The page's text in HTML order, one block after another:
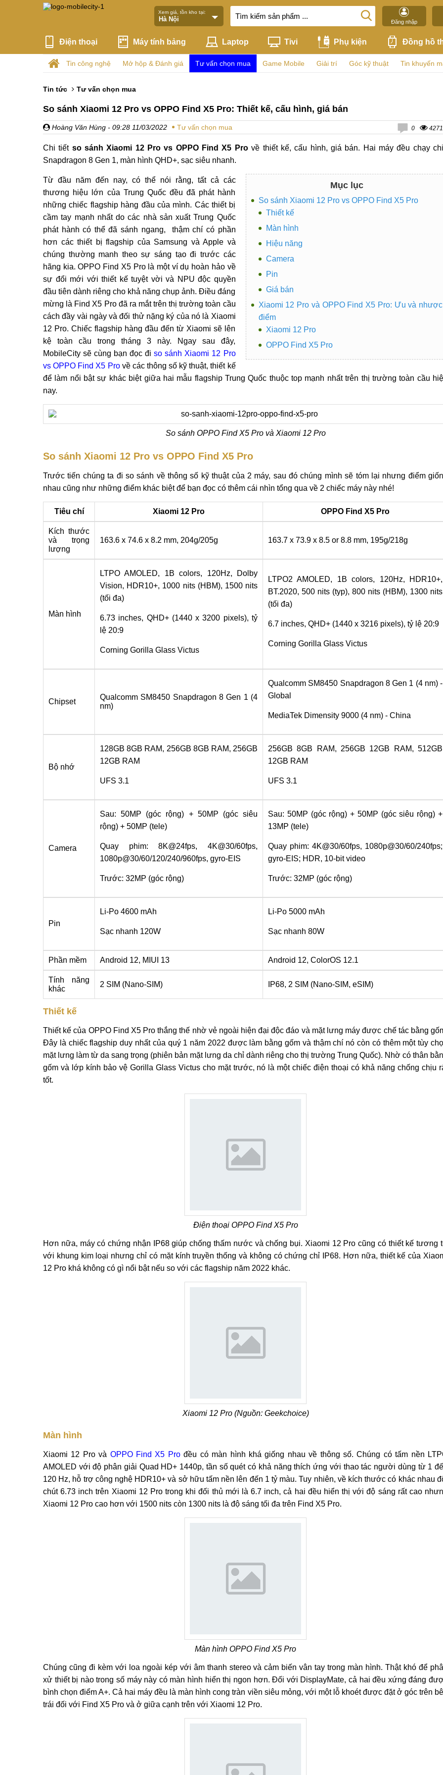
Xem giá, tồn kho tại:
Đăng nhập
Điện thoại Máy tính bảng Laptop Tivi Phụ kiện Đồng hồ
Tin công nghệ Mở hộp & Đánh giá Tư vấn chọn mua Game Mobile Giải trí Góc kỹ thuật Tin khuyến
Tin tức Tư vấn chọn mua
So sánh Xiaomi 12 Pro vs OPPO Find X5 Pro: Thiết kế, cấu hình, giá bán
Hoàng Văn Hùng - 09:28 11/03/2022 Tư vấn chọn mua 0 4271
Chi tiết so sánh Xiaomi 12 Pro vs OPPO Find X5 Provề thiết kế, cấu hình, giá bán. Hai máy đều chạy
Snapdragon 8 Gen 1, màn hình QHD+, sạc siêu nhanh.
Mục lục
So sánh Xiaomi 12 Pro vs OPPO Find X5 Pro
Thiết kế
Màn hình
Hiệu năng
Camera
Pin
Giá bán
Xiaomi 12 Pro và OPPO Find X5 Pro: Ưu và nhược
điểm
Xiaomi 12 Pro
OPPO Find X5 Pro
Từ đầu năm đến nay, có thể nói rằng, tất cả các
thương hiệu lớn của Trung Quốc đều đã phát hành
những chiếc flagship hàng đầu của mình. Các thiết bị
cầm tay mạnh nhất do các nhà sản xuất Trung Quốc
phát hành có thể đã sánh ngang, thậm chí có phần
hơn các thiết bị flagship của Samsung và Apple và
chúng thường manh theo sự sáng tạo đi trước các
hãng kia. OPPO Find X5 Pro là một ví dụ hoàn hảo về
sự đổi mới với thiết kế tuyệt vời và NPU độc quyền
đầu tiên dành riêng cho khả năng chụp ảnh. Điều đáng
mừng là Find X5 Pro đã ra mắt trên thị trường toàn cầu
cách đầy vài ngày và đối thử nặng ký của nó là Xiaomi
12 Pro. Chiếc flagship hàng đầu đến từ Xiaomi sẽ lên
kệ toàn cầu trong tháng 3 này. Ngay sau đây,
MobileCity sẽ cùng bạn đọc điso sánh Xiaomi 12 Pro
vs OPPO Find X5 Provề các thông số kỹ thuật, thiết kế
để làm nổi bật sự khác biệt giữa hai mẫu flagship Trung Quốc thuộc top mạnh nhất trên thị trường toàn cầu
nay.
So sánh OPPO Find X5 Pro và Xiaomi 12 Pro
So sánh Xiaomi 12 Pro vs OPPO Find X5 Pro
Trước tiến chúng ta đi so sánh về thông số kỹ thuật của 2 máy, sau đó chúng mình sẽ tóm lại nhưng điểm
nhau cũng như những điểm khác biệt để bạn đọc có thêm cái nhìn tổng qua về 2 chiếc máy này nhé!
Tiêu chí Xiaomi 12 Pro OPPO Find X5 Pro
Kích thước
và trọng
lượng
163.6 x 74.6 x 8.2 mm, 204g/205g 163.7 x 73.9 x 8.5 or 8.8 mm, 195g/218g
Màn hình
LTPO AMOLED, 1B colors, 120Hz, Dolby
Vision, HDR10+, 1000 nits (HBM), 1500 nits
(tối đa)
6.73 inches, QHD+ (1440 x 3200 pixels), tỷ
lệ 20:9
Corning Gorilla Glass Victus
LTPO2 AMOLED, 1B colors, 120Hz, HDR10+,
BT.2020, 500 nits (typ), 800 nits (HBM), 1300 nits
(tối đa)
6.7 inches, QHD+ (1440 x 3216 pixels), tỷ lệ 20:9
Corning Gorilla Glass Victus
Chipset
Qualcomm SM8450 Snapdragon 8 Gen 1 (4
nm)
Qualcomm SM8450 Snapdragon 8 Gen 1 (4 nm) -
Global
MediaTek Dimensity 9000 (4 nm) - China
Bộ nhớ
128GB 8GB RAM, 256GB 8GB RAM, 256GB
12GB RAM
UFS 3.1
256GB 8GB RAM, 256GB 12GB RAM, 512GB
12GB RAM
UFS 3.1
Camera
Sau: 50MP (góc rộng) + 50MP (góc siêu
rộng) + 50MP (tele)
Quay phim: 8K@24fps, 4K@30/60fps,
1080p@30/60/120/240/960fps, gyro-EIS
Trước: 32MP (góc rộng)
Sau: 50MP (góc rộng) + 50MP (góc siêu rộng) +
13MP (tele)
Quay phim: 4K@30/60fps, 1080p@30/60/240fps;
gyro-EIS; HDR, 10‑bit video
Trước: 32MP (góc rộng)
Pin
Li-Po 4600 mAh
Sạc nhanh 120W
Li-Po 5000 mAh
Sạc nhanh 80W
Phần mềm Android 12, MIUI 13 Android 12, ColorOS 12.1
Tính năng
khác
2 SIM (Nano-SIM) IP68, 2 SIM (Nano-SIM, eSIM)
Thiết kế
Thiết kế của OPPO Find X5 Pro thắng thế nhờ vẻ ngoài hiện đại độc đáo và mặt lưng máy được chế tác bằng
Đây là chiếc flagship duy nhất của quý 1 năm 2022 được làm bằng gốm và thậm chí nó còn có thêm một tùy
mặt lưng làm từ da sang trọng (phiên bản mặt lưng da chỉ dành riêng cho thị trường Trung Quốc). Nhờ có thân
gốm và lớp kính bảo vệ Gorilla Glass Victus cho mặt trước, nó là một chiếc điện thoại có khả năng chống chịu
tốt.
Điện thoại OPPO Find X5 Pro
Hơn nữa, máy có chứng nhận IP68 giúp chống thấm nước và chống bụi. Xiaomi 12 Pro cũng có thiết kế tương
với khung kim loại nhưng chỉ có mặt kính truyền thống và không có chứng chỉ IP68. Hơn nữa, thiết kế của
12 Pro khá không có gì nổi bật nếu so với các flagship năm 2022 khác.
Xiaomi 12 Pro (Nguồn: Geekchoice)
Màn hình
Xiaomi 12 Pro và OPPO Find X5 Prođều có màn hình khá giống nhau về thông số. Chúng có tấm nền
AMOLED với độ phân giải Quad HD+ 1440p, tần số quét có khả năng thích ứng với thao tác người dùng từ 1
120 Hz, hỗ trợ công nghệ HDR10+ và sở hữu tấm nền lên đến 1 tỷ màu. Tuy nhiên, về kích thước có khác nhau
chút 6.73 inch trên Xiaomi 12 Pro trong khi đối thủ mới là 6.7 inch, cả hai đều hiển thị với độ sáng rất cao
Xiaomi 12 Pro cao hơn với 1500 nits còn 1300 nits là độ sáng tối đa trên Find X5 Pro.
Màn hình OPPO Find X5 Pro
Chúng cũng đi kèm với loa ngoài kép với âm thanh stereo và cảm biến vân tay trong màn hình. Thật khó để
xử thiết bị nào trong số máy này có màn hình hiển thị ngon hơn. Đối với DisplayMate, cả hai đều xứng đáng
bình chọn điểm A+. Cả hai máy đều là màn hình cong tràn viền siêu mỏng, với một lỗ khoét được đặt ở góc trên
trái đối với Find X5 Pro và ở giữa cạnh trên với Xiaomi 12 Pro.